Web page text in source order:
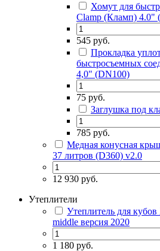
Хомут для
Сlamp (Кламп) 4.0"
545 руб.
Прокладка
быстросъемных
4,0" (DN100)
75 руб.
Заглушка под
785 руб.
Медная конусная
37 литров (D360) v2.0
12 930 руб.
Утеплители
Утеплитель для
middle версия 2020
1 180 руб.